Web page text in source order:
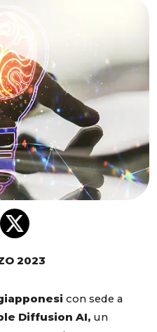
2023
con sede a
Diffusion AI, un